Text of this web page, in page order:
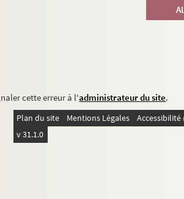
cette erreur à l'administrateur du site.
Plan du site Mentions Légales
v 31.1.0